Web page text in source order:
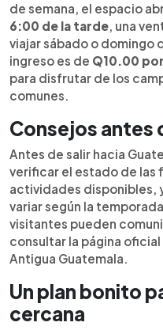
de semana, el espacio
6:00 de la tarde, una
viajar sábado o domingo
ingreso es de Q10.00
para disfrutar de los
comunes.
Consejos antes
Antes de salir hacia
verificar el estado de las
actividades disponibles,
variar según la
visitantes pueden
consultar la página
Antigua Guatemala.
Un plan bonito
cercana